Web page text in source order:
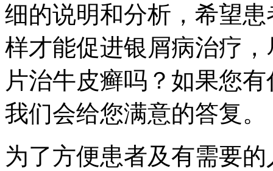
细的说明和分析，希望
样才能促进银屑病治疗
片治牛皮癣吗？如果您
我们会给您满意的答复。
为了方便患者及有需要